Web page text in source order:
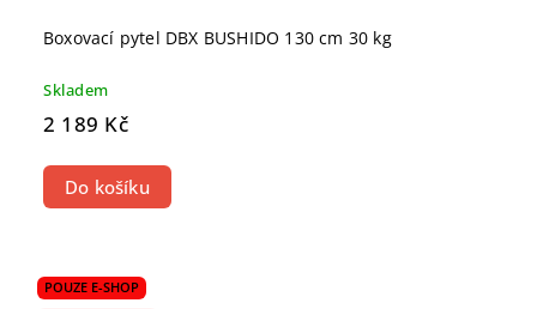
Boxovací pytel DBX BUSHIDO 130 cm 30 kg
Skladem
2 189 Kč
Do košíku
POUZE E-SHOP